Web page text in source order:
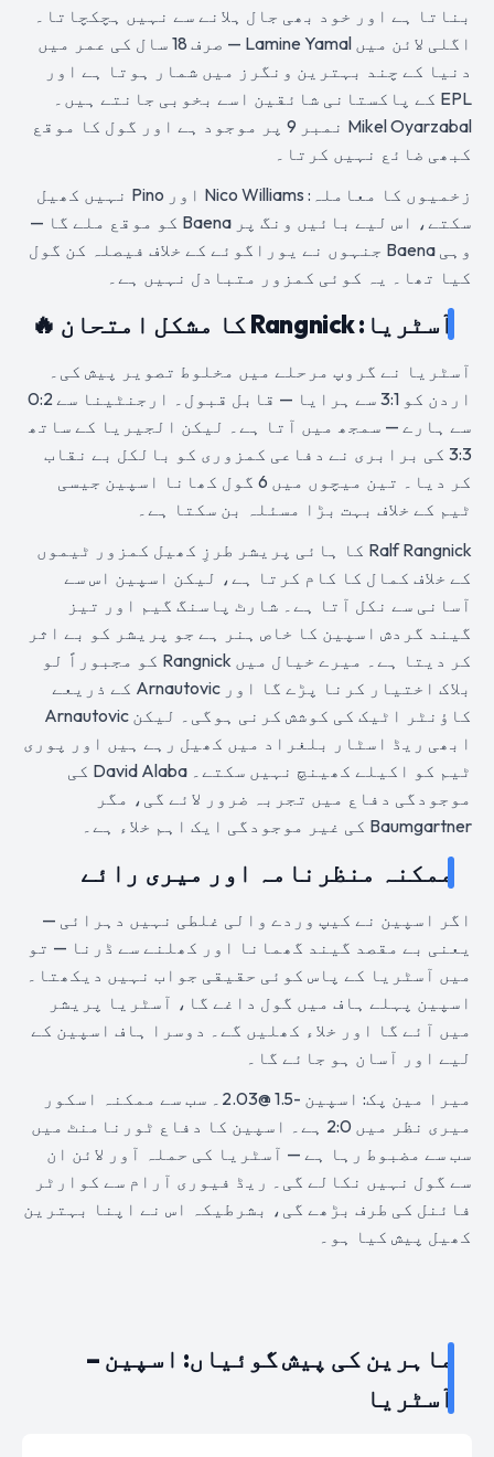
بناتا ہے اور خود بھی جال ہلانے سے نہیں ہچکچاتا۔
اگلی لائن میں Lamine Yamal — صرف 18 سال کی عمر میں
دنیا کے چند بہترین ونگرز میں شمار ہوتا ہے اور
EPL کے پاکستانی شائقین اسے بخوبی جانتے ہیں۔
Mikel Oyarzabal نمبر 9 پر موجود ہے اور گول کا موقع
کبھی ضائع نہیں کرتا۔
زخمیوں کا معاملہ: Nico Williams اور Pino نہیں کھیل
سکتے، اس لیے بائیں ونگ پر Baena کو موقع ملے گا —
وہی Baena جنہوں نے یوراگوئے کے خلاف فیصلہ کن گول
کیا تھا۔ یہ کوئی کمزور متبادل نہیں ہے۔
آسٹریا: Rangnick کا مشکل امتحان 🔥
آسٹریا نے گروپ مرحلے میں مخلوط تصویر پیش کی۔
اردن کو 3:1 سے ہرایا — قابل قبول۔ ارجنٹینا سے 0:2
سے ہارے — سمجھ میں آتا ہے۔ لیکن الجیریا کے ساتھ
3:3 کی برابری نے دفاعی کمزوری کو بالکل بے نقاب
کر دیا۔ تین میچوں میں 6 گول کھانا اسپین جیسی
ٹیم کے خلاف بہت بڑا مسئلہ بن سکتا ہے۔
Ralf Rangnick کا ہائی پریشر طرزِ کھیل کمزور ٹیموں
کے خلاف کمال کا کام کرتا ہے، لیکن اسپین اس سے
آسانی سے نکل آتا ہے۔ شارٹ پاسنگ گیم اور تیز
گیند گردش اسپین کا خاص ہنر ہے جو پریشر کو بے اثر
کر دیتا ہے۔ میرے خیال میں Rangnick کو مجبوراً لو
بلاک اختیار کرنا پڑے گا اور Arnautovic کے ذریعے
کاؤنٹر اٹیک کی کوشش کرنی ہوگی۔ لیکن Arnautovic
ابھی ریڈ اسٹار بلغراد میں کھیل رہے ہیں اور پوری
ٹیم کو اکیلے کھینچ نہیں سکتے۔ David Alaba کی
موجودگی دفاع میں تجربہ ضرور لائے گی، مگر
Baumgartner کی غیر موجودگی ایک اہم خلاء ہے۔
ممکنہ منظرنامہ اور میری رائے
اگر اسپین نے کیپ وردے والی غلطی نہیں دہرائی —
یعنی بے مقصد گیند گھمانا اور کھلنے سے ڈرنا — تو
میں آسٹریا کے پاس کوئی حقیقی جواب نہیں دیکھتا۔
اسپین پہلے ہاف میں گول داغے گا، آسٹریا پریشر
میں آئے گا اور خلاء کھلیں گے۔ دوسرا ہاف اسپین کے
لیے اور آسان ہو جائے گا۔
میرا مین پک: اسپین -1.5 @2.03۔ سب سے ممکنہ اسکور
میری نظر میں 2:0 ہے۔ اسپین کا دفاع ٹورنامنٹ میں
سب سے مضبوط رہا ہے — آسٹریا کی حملہ آور لائن ان
سے گول نہیں نکالے گی۔ ریڈ فیوری آرام سے کوارٹر
فائنل کی طرف بڑھے گی، بشرطیکہ اس نے اپنا بہترین
کھیل پیش کیا ہو۔
ماہرین کی پیش گوئیاں: اسپین –
آسٹریا